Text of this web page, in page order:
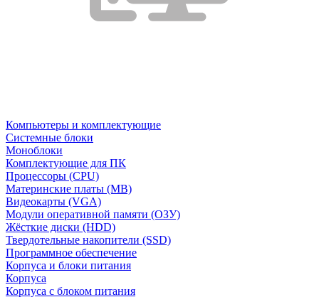
Компьютеры и комплектующие
Системные блоки
Моноблоки
Комплектующие для ПК
Процессоры (CPU)
Материнские платы (MB)
Видеокарты (VGA)
Модули оперативной памяти (ОЗУ)
Жёсткие диски (HDD)
Твердотельные накопители (SSD)
Программное обеспечение
Корпуса и блоки питания
Корпуса
Корпуса с блоком питания